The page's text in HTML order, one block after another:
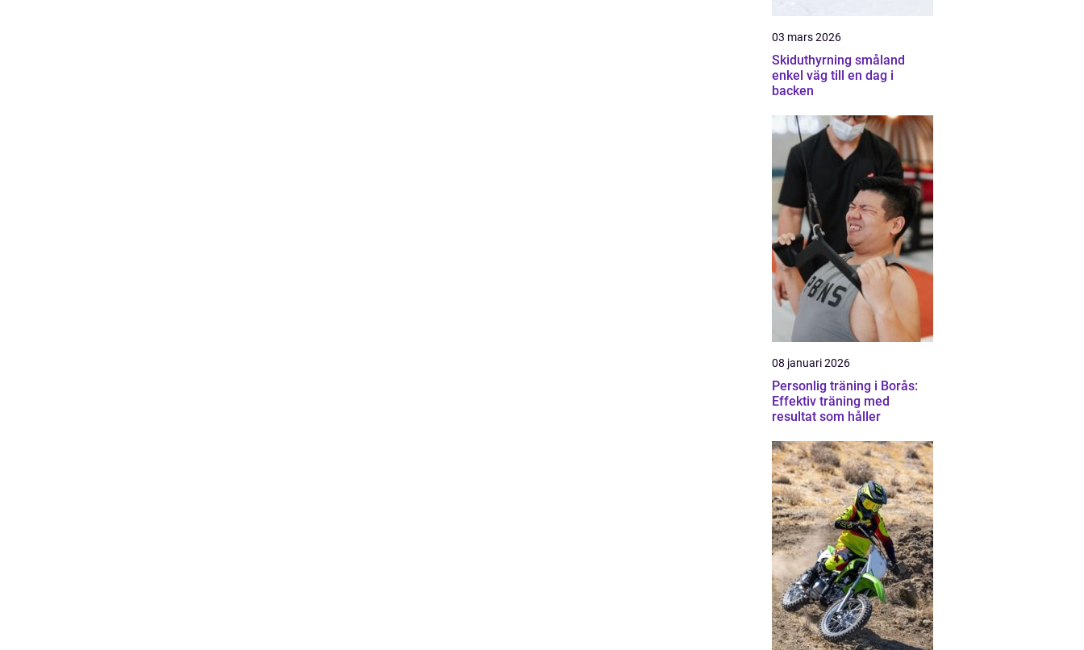
03 mars 2026
Skiduthyrning småland
enkel väg till en dag i
backen
08 januari 2026
Personlig träning i Borås:
Effektiv träning med
resultat som håller